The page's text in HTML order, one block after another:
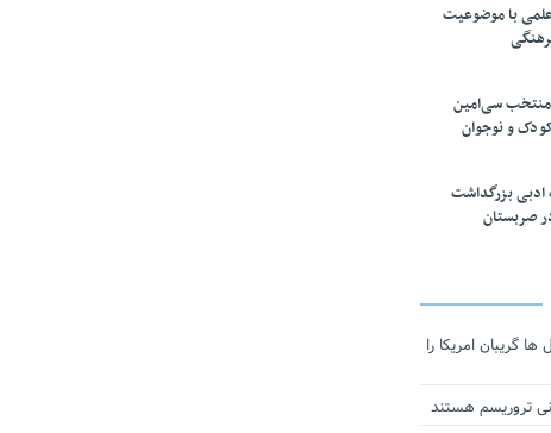
علمی با موضوعیت
منتخب سی‌امین
و نوجوان
بزرگداشت
صربستان
گریبان امریکا را
تروریسم هستند